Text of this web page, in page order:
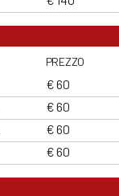
PREZZO
€ 60
€ 60
€ 60
€ 60